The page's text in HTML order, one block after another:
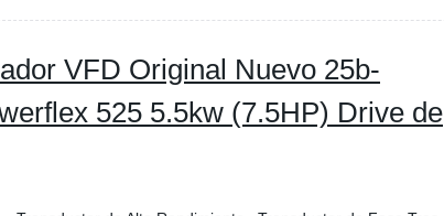
VFD Original Nuevo 25b-
525 5.5kw (7.5HP) Drive de